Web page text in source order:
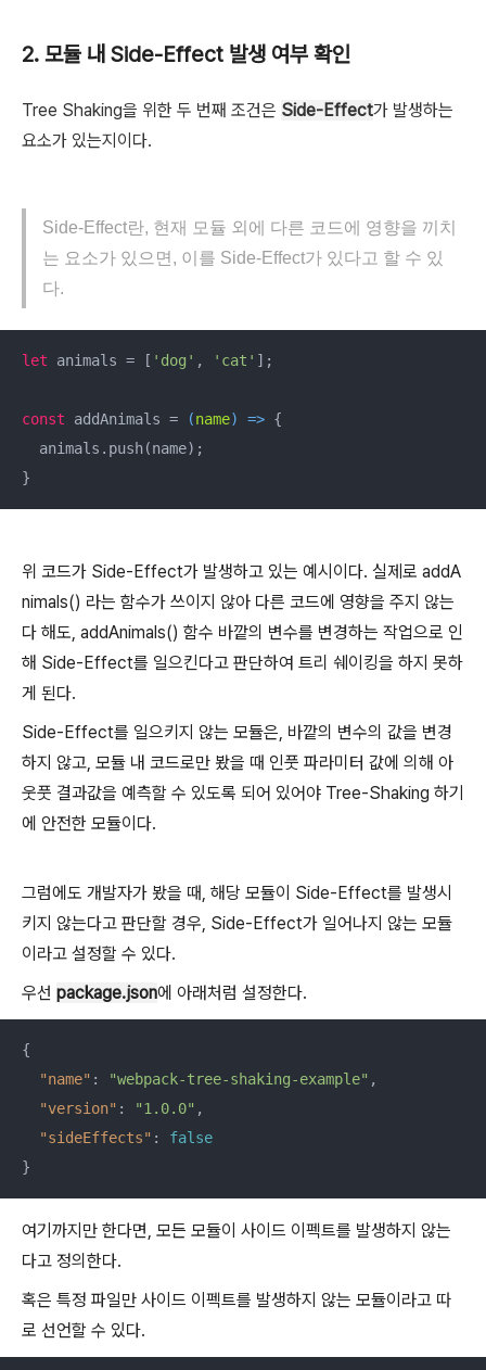
2. 모듈 내 Side-Effect 발생 여부 확인
Tree Shaking을 위한 두 번째 조건은 Side-Effect가 발생하는
요소가 있는지이다.
Side-Effect란, 현재 모듈 외에 다른 코드에 영향을 끼치
는 요소가 있으면, 이를 Side-Effect가 있다고 할 수 있
다.
let animals = [ 'dog' , 'cat' ];
const addAnimals = (name) => {
  animals.push(name);
}
위 코드가 Side-Effect가 발생하고 있는 예시이다. 실제로 addA
nimals() 라는 함수가 쓰이지 않아 다른 코드에 영향을 주지 않는
다 해도, addAnimals() 함수 바깥의 변수를 변경하는 작업으로 인
해 Side-Effect를 일으킨다고 판단하여 트리 쉐이킹을 하지 못하
게 된다.
Side-Effect를 일으키지 않는 모듈은, 바깥의 변수의 값을 변경
하지 않고, 모듈 내 코드로만 봤을 때 인풋 파라미터 값에 의해 아
웃풋 결과값을 예측할 수 있도록 되어 있어야 Tree-Shaking 하기
에 안전한 모듈이다.
그럼에도 개발자가 봤을 때, 해당 모듈이 Side-Effect를 발생시
키지 않는다고 판단할 경우, Side-Effect가 일어나지 않는 모듈
이라고 설정할 수 있다.
우선 package.json에 아래처럼 설정한다.
{
"name" : "webpack-tree-shaking-example" ,
"version" : "1.0.0" ,
"sideEffects" : false
}
여기까지만 한다면, 모든 모듈이 사이드 이펙트를 발생하지 않는
다고 정의한다.
혹은 특정 파일만 사이드 이펙트를 발생하지 않는 모듈이라고 따
로 선언할 수 있다.